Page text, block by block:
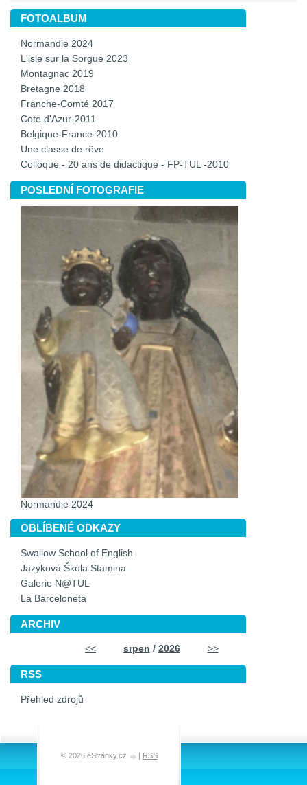
FOTOALBUM
Normandie 2024
L'isle sur la Sorgue 2023
Montagnac 2019
Bretagne 2018
Franche-Comté 2017
Cote d'Azur-2011
Belgique-France-2010
Une classe de rêve
Colloque - 20 ans de didactique - FP-TUL -2010
POSLEDNÍ FOTOGRAFIE
Normandie 2024
OBLÍBENÉ ODKAZY
Swallow School of English
Jazyková Škola Stamina
Galerie N@TUL
La Barceloneta
ARCHIV
<< srpen / 2026 >>
RSS
Přehled zdrojů
© 2026 eStránky.cz | RSS